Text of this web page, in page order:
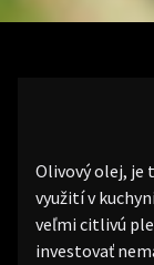
Olivový olej, je
využití v
veľmi citlivú
investovať